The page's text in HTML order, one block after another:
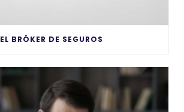
EL BRÓKER DE SEGUROS